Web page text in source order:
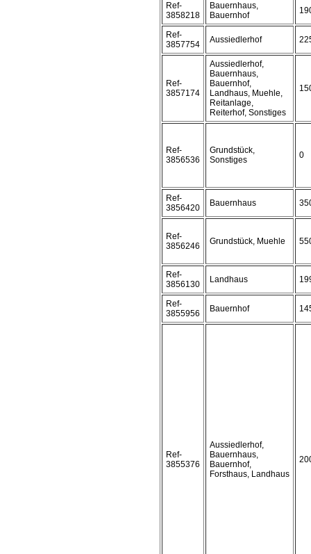
Ref-
3858218
Bauernhaus,
Bauernhof
Ref-
3857754
Aussiedlerhof
Ref-
3857174
Aussiedlerhof,
Bauernhaus,
Bauernhof,
Landhaus, Muehle,
Reitanlage,
Reiterhof, Sonstiges
Ref-
3856536
Grundstück,
Sonstiges
0
Ref-
3856420
Bauernhaus
Ref-
3856246
Grundstück, Muehle
Ref-
3856130
Landhaus
Ref-
3855956
Bauernhof
Ref-
3855376
Aussiedlerhof,
Bauernhaus,
Bauernhof,
Forsthaus, Landhaus